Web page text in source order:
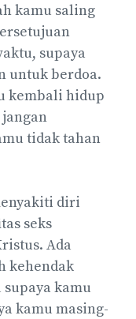
kamu saling
supaya
untuk berdoa.
kembali hidup
tidak tahan
diri
seks
Ada
kehendak
kamu
kamu masing-